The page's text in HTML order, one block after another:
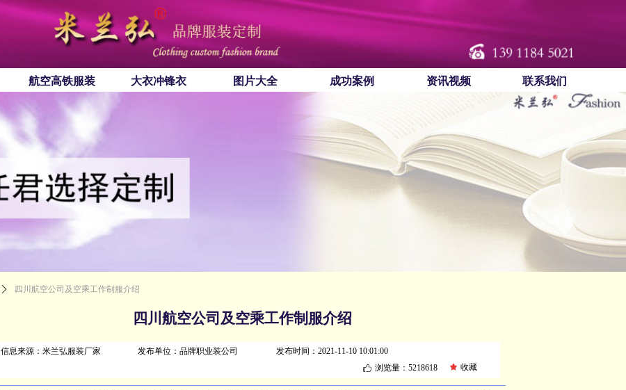
航空高铁服装 大衣冲锋衣 图片大全 成功案例 资讯视频 联系我们
四川航空公司及空乘工作制服介绍
发布时间： 2021-11-10 10:01:00
ꀧ 浏览量：5218618 끄 收藏
发布单位：品牌职业装公司
信息来源：米兰弘服装厂家
ꄲ 四川航空公司及空乘工作制服介绍